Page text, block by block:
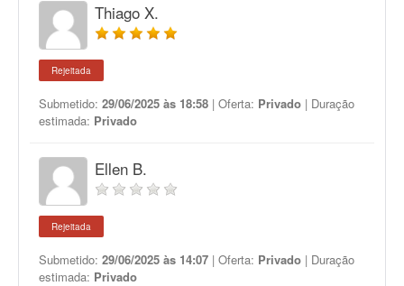
Thiago X.
Rejeitada
Submetido: 29/06/2025 às 18:58 | Oferta: Privado | Duração
estimada: Privado
Ellen B.
Rejeitada
Submetido: 29/06/2025 às 14:07 | Oferta: Privado | Duração
estimada: Privado